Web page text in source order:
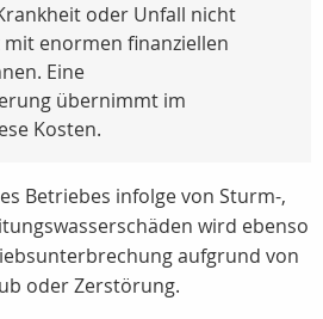
oder Unfall nicht
enormen finanziellen
Eine
übernimmt im
Kosten.
Betriebes infolge von Sturm-,
wird ebenso
aufgrund von
oder Zerstörung.